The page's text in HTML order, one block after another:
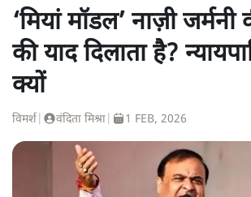
‘मियां मॉडल’ नाज़ी जर्मनी
की याद दिलाता है?
क्यों
विमर्श वंदिता मिश्रा 1 FEB, 2026